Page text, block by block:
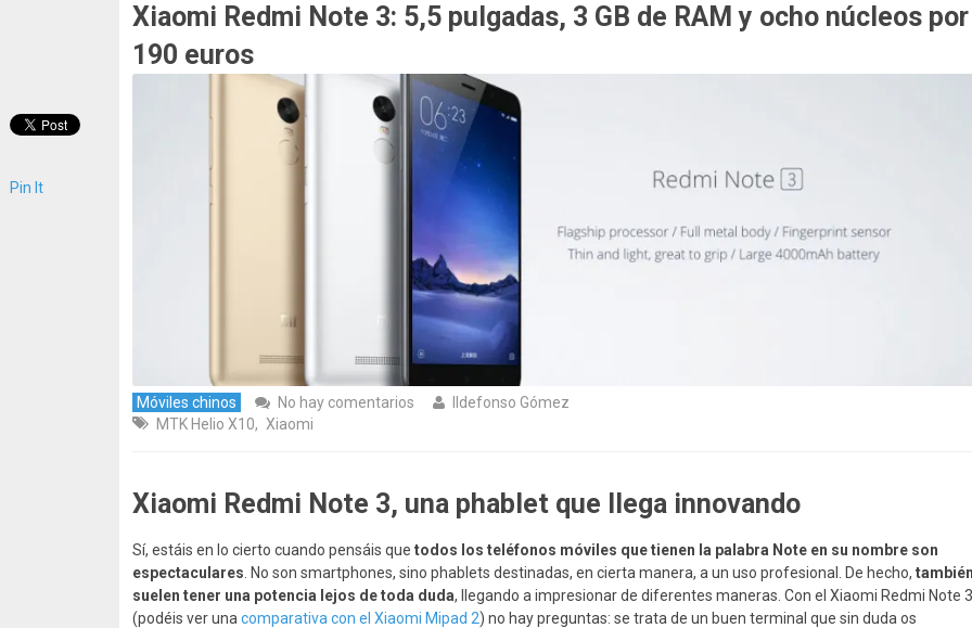
Xiaomi Redmi Note 3: 5,5 pulgadas, 3 GB de RAM y ocho núcleos por
190 euros
Móviles chinos No hay comentarios
Ildefonso Gómez
MTK Helio X10, Xiaomi
Xiaomi Redmi Note 3, una phablet que llega innovando
Sí, estáis en lo cierto cuando pensáis que todos los teléfonos móviles que tienen la palabra Note en su nombre son
espectaculares . No son smartphones, sino phablets destinadas, en cierta manera, a un uso profesional. De hecho,
suelen tener una potencia lejos de toda duda, llegando a impresionar de diferentes maneras. Con el Xiaomi Redmi Note 3
(podéis ver una comparativa con el Xiaomi Mipad 2) no hay preguntas: se trata de un buen terminal que sin duda os
Pin It